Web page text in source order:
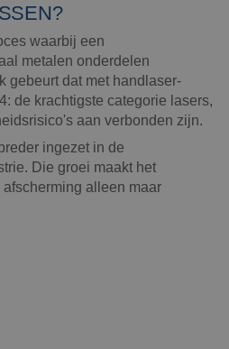
waarbij een
metalen onderdelen
gebeurt dat met handlaser-
de krachtigste categorie lasers,
aan verbonden zijn.
ingezet in de
Die groei maakt het
alleen maar